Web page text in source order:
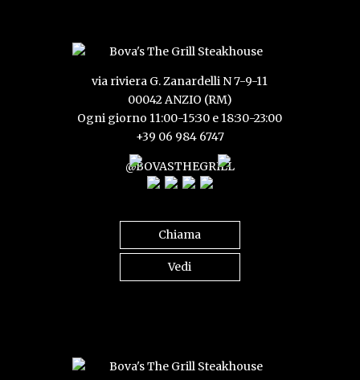
via riviera G. Zanardelli N 7-9-11
00042 ANZIO (RM)
Ogni giorno 11:00-15:30 e 18:30-23:00
+39 06 984 6747
@BOVASTHEGRILL
Chiama
Vedi